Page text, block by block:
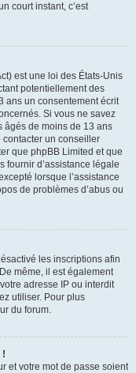
court instant, c’est
est une loi des États-Unis
potentiellement des
ans un consentement écrit
Si vous ne savez
âgés de moins de 13 ans
contacter un conseiller
que phpBB Limited et que
fournir d’assistance légale
lorsque l’assistance
de problèmes d’abus ou
les inscriptions afin
même, il est également
adresse IP ou interdit
utiliser. Pour plus
du forum.
!
et votre mot de passe soient